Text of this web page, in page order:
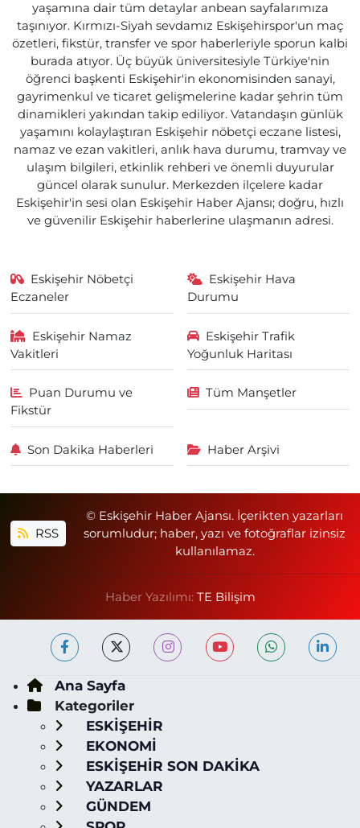
yaşamına dair tüm detaylar anbean sayfalarımıza
taşınıyor. Kırmızı-Siyah sevdamız Eskişehirspor'un maç
özetleri, fikstür, transfer ve spor haberleriyle sporun kalbi
burada atıyor. Üç büyük üniversitesiyle Türkiye'nin
öğrenci başkenti Eskişehir'in ekonomisinden sanayi,
gayrimenkul ve ticaret gelişmelerine kadar şehrin tüm
dinamikleri yakından takip ediliyor. Vatandaşın günlük
yaşamını kolaylaştıran Eskişehir nöbetçi eczane listesi,
namaz ve ezan vakitleri, anlık hava durumu, tramvay ve
ulaşım bilgileri, etkinlik rehberi ve önemli duyurular
güncel olarak sunulur. Merkezden ilçelere kadar
Eskişehir'in sesi olan Eskişehir Haber Ajansı; doğru, hızlı
ve güvenilir Eskişehir haberlerine ulaşmanın adresi.
Eskişehir Nöbetçi
Eczaneler
Eskişehir Hava
Durumu
Eskişehir Namaz
Vakitleri
Eskişehir Trafik
Yoğunluk Haritası
Puan Durumu ve
Fikstür
Tüm Manşetler
Son Dakika Haberleri Haber Arşivi
RSS
© Eskişehir Haber Ajansı. İçerikten yazarları
sorumludur; haber, yazı ve fotoğraflar izinsiz
kullanılamaz.
Haber Yazılımı: TE Bilişim
Ana Sayfa
Kategoriler
ESKİŞEHİR
EKONOMİ
ESKİŞEHİR SON DAKİKA
YAZARLAR
GÜNDEM